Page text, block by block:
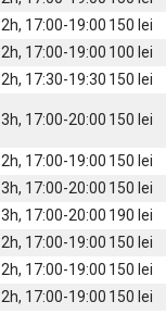
2h, 17:00-19:00 150 lei
2h, 17:00-19:00 100 lei
2h, 17:30-19:30 150 lei
3h, 17:00-20:00 150 lei
2h, 17:00-19:00 150 lei
3h, 17:00-20:00 150 lei
3h, 17:00-20:00 190 lei
2h, 17:00-19:00 150 lei
2h, 17:00-19:00 150 lei
2h, 17:00-19:00 150 lei